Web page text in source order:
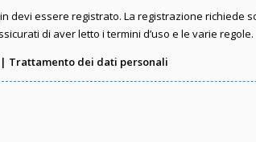
devi essere registrato. La registrazione richiede
di aver letto i termini d’uso e le varie regole.
| Trattamento dei dati personali